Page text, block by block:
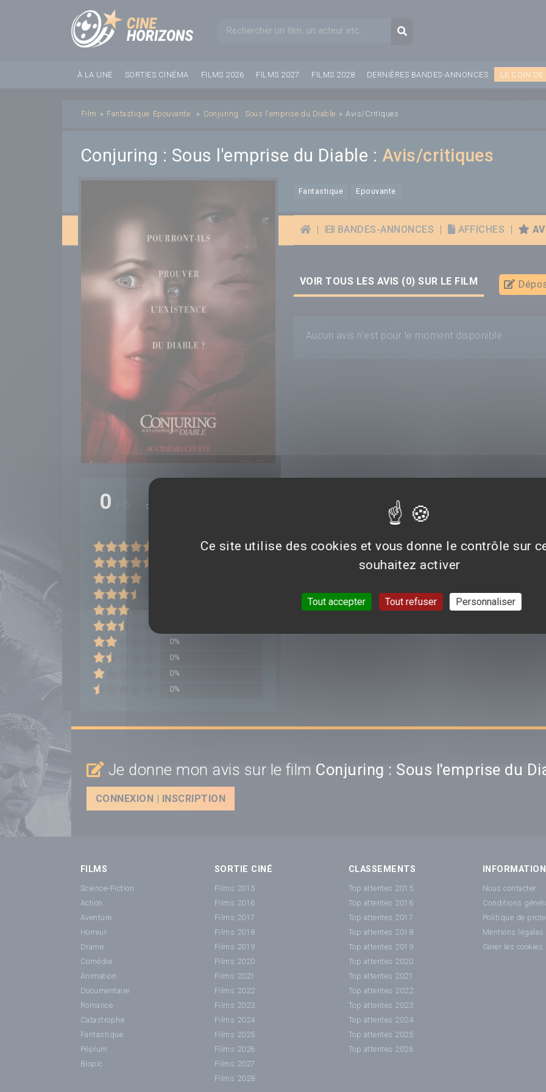
Formulaire de rechercheRecherche
À LA UNE SORTIES CINÉMA FILMS 2026 FILMS 2027 FILMS 2028 DERNIÈRES BANDES-ANNONCES LE COIN DE
Film » Fantastique Epouvante » Conjuring : Sous l'emprise du Diable » Avis/Critiques
Conjuring : Sous l'emprise du Diable : Avis/critiques
0 0 critique(s)
0%
0%
0%
0%
0%
Fantastique Epouvante
BANDES-ANNONCES AFFICHES
VOIR TOUS LES AVIS (0) SUR LE FILM
Aucun avis n'est pour le moment disponible.
Je donne mon avis sur le film Conjuring : Sous l'emprise du
CONNEXION | INSCRIPTION
FILMS
Science-Fiction
Action
Aventure
Horreur
Drame
Comédie
Animation
Documentaire
Romance
Catastrophe
Fantastique
Péplum
Biopic
SORTIE CINÉ
Films 2015
Films 2016
Films 2017
Films 2018
Films 2019
Films 2020
Films 2021
Films 2022
Films 2023
Films 2024
Films 2025
Films 2026
Films 2027
Films 2028
CLASSEMENTS
Top attentes 2015
Top attentes 2016
Top attentes 2017
Top attentes 2018
Top attentes 2019
Top attentes 2020
Top attentes 2021
Top attentes 2022
Top attentes 2023
Top attentes 2024
Top attentes 2025
Top attentes 2026
Nous contacter
Conditions
Politique de
Mentions légales
Gérer les cookies
Panneau de gestion des cookies
Ce site utilise des cookies et vous donne le contrôle sur
souhaitez activer
Tout accepter Tout refuser Personnaliser